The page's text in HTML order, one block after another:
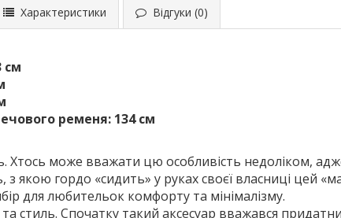
Характеристики Відгуки (0)
см
ременя: 134 см
Хтось може вважати цю особливість недоліком,
з якою гордо «сидить» у руках своєї власниці цей
для любительок комфорту та мінімалізму.
та стиль. Спочатку такий аксесуар вважався